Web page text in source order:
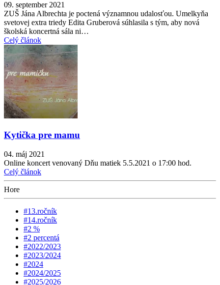
09. september 2021
ZUŠ Jána Albrechta je poctená významnou udalosťou. Umelkyňa
svetovej extra triedy Edita Gruberová súhlasila s tým, aby nová
školská koncertná sála ni…
Celý článok
Kytička pre mamu
04. máj 2021
Online koncert venovaný Dňu matiek 5.5.2021 o 17:00 hod.
Celý článok
Hore
#13.ročník
#14.ročník
#2 %
#2 percentá
#2022/2023
#2023/2024
#2024
#2024/2025
#2025/2026